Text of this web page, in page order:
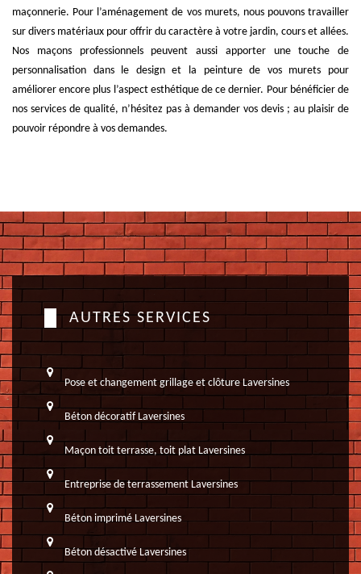
maçonnerie. Pour l’aménagement de vos murets, nous pouvons travailler
sur divers matériaux pour offrir du caractère à votre jardin, cours et allées.
Nos maçons professionnels peuvent aussi apporter une touche de
personnalisation dans le design et la peinture de vos murets pour
améliorer encore plus l’aspect esthétique de ce dernier. Pour bénéficier de
nos services de qualité, n’hésitez pas à demander vos devis ; au plaisir de
pouvoir répondre à vos demandes.
AUTRES SERVICES
Pose et changement grillage et clôture Laversines
Béton décoratif Laversines
Maçon toit terrasse, toit plat Laversines
Entreprise de terrassement Laversines
Béton imprimé Laversines
Béton désactivé Laversines